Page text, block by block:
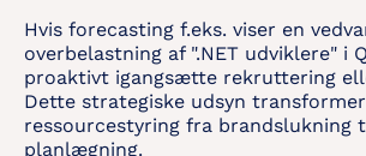
Hvis forecasting f.eks. viser en
overbelastning af ".NET udviklere" i
proaktivt igangsætte rekruttering
Dette strategiske udsyn
ressourcestyring fra brandslukning
planlægning.